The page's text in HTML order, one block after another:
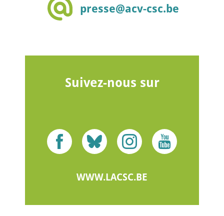
presse@acv-csc.be
Suivez-nous sur
WWW.LACSC.BE